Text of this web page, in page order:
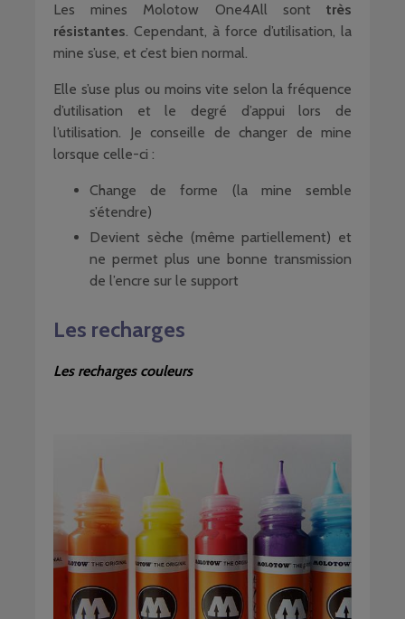
Les mines Molotow One4All sont très
résistantes. Cependant, à force d’utilisation, la
mine s’use, et c’est bien normal.
Elle s’use plus ou moins vite selon la fréquence
d’utilisation et le degré d’appui lors de
l’utilisation. Je conseille de changer de mine
lorsque celle-ci :
Change de forme (la mine semble
s’étendre)
Devient sèche (même partiellement) et
ne permet plus une bonne transmission
de l’encre sur le support
Les recharges
Les recharges couleurs